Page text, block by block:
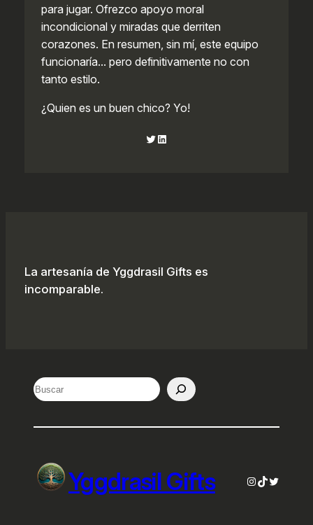
para jugar. Ofrezco apoyo moral
incondicional y miradas que derriten
corazones. En resumen, sin mí, este equipo
funcionaría… pero definitivamente no con
tanto estilo.
¿Quien es un buen chico? Yo!
Twitter LinkedIn
La artesanía de Yggdrasil Gifts es
incomparable.
Search
Yggdrasil Gifts Instagram
TikTok
Twitter